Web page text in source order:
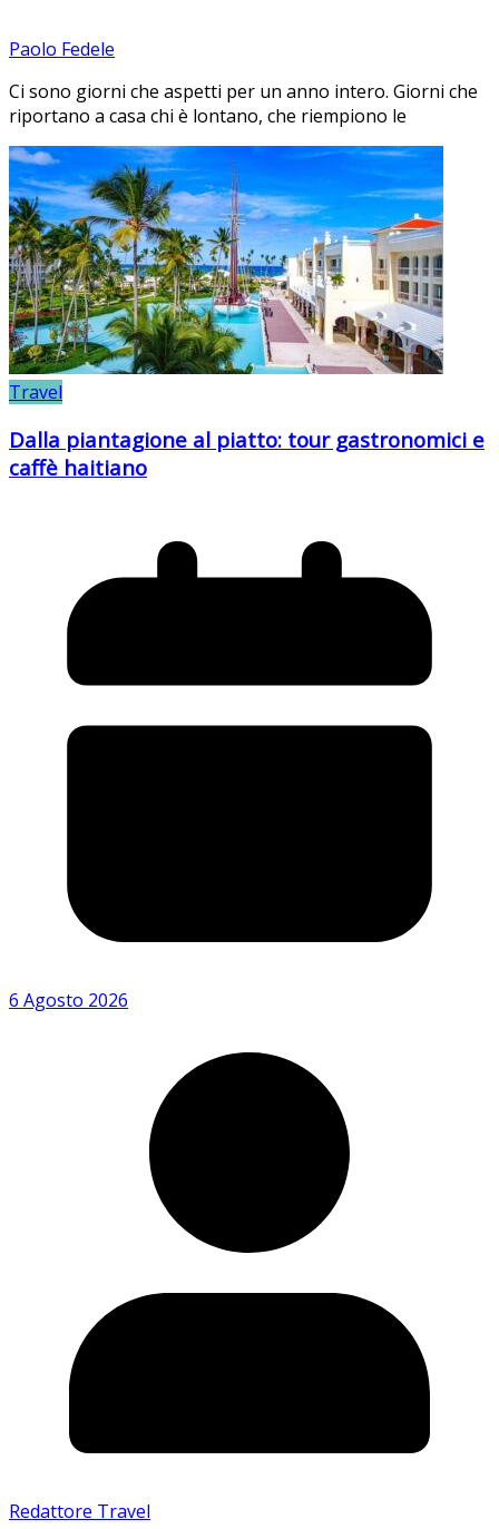
Paolo Fedele
Ci sono giorni che aspetti per un anno intero. Giorni che
riportano a casa chi è lontano, che riempiono le
Travel
Dalla piantagione al piatto: tour gastronomici e
caffè haitiano
6 Agosto 2026
Redattore Travel